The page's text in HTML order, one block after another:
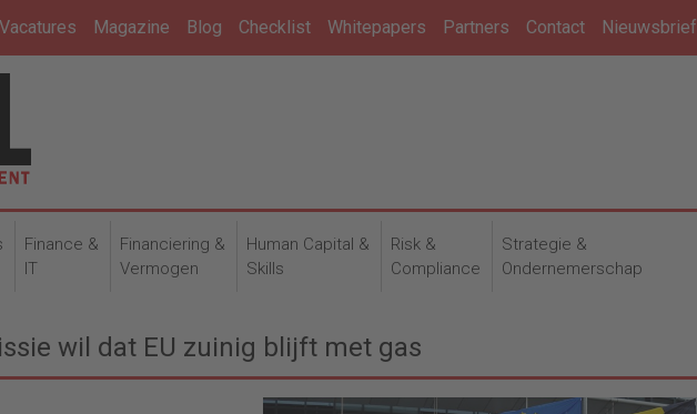
Vacatures Magazine Blog Checklist Whitepapers Partners Contact Nieuwsbrief
Finance &
IT
Financiering &
Vermogen
Human Capital &
Skills
Risk &
Compliance
Strategie &
Ondernemerschap
wil dat EU zuinig blijft met gas